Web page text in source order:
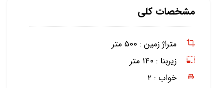
مشخصات کلی
متراژ زمین : ۵۰۰ متر
زیربنا : ۱۴۰ متر
خواب : ۲